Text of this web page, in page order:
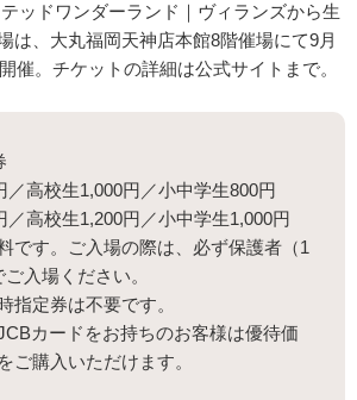
テッドワンダーランド｜ヴィランズから生
は、大丸福岡天神店本館8階催場にて9月
催。チケットの詳細は公式サイトまで。
／高校生1,000円／小中学生800円
／高校生1,200円／小中学生1,000円
です。ご入場の際は、必ず保護者（1
入場ください。
指定券は不要です。
カードをお持ちのお客様は優待価
ご購入いただけます。